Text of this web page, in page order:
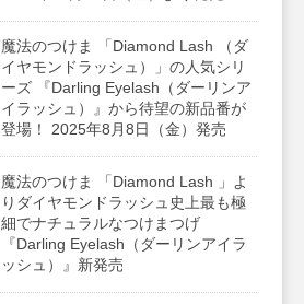
魔法のつけま 「Diamond Lash （ダ
イヤモンドラッシュ）」の人気シリ
ーズ 『Darling Eyelash（ダーリンア
イラッシュ）』から待望の新品番が
登場！ 2025年8月8日（金）発売
魔法のつけま 「Diamond Lash 」よ
りダイヤモンドラッシュ史上最も極
細でナチュラルなつけまつげ
『Darling Eyelash（ダーリンアイラ
ッシュ）』新発売